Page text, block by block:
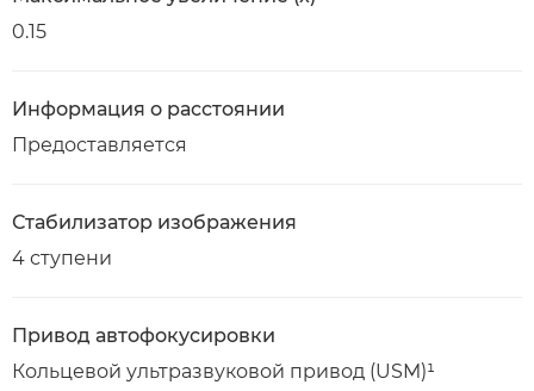
0.15
Информация о расстоянии
Предоставляется
Стабилизатор изображения
4 ступени
Привод автофокусировки
Кольцевой ультразвуковой привод (USM)¹